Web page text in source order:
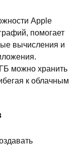
Apple
помогает
вычисления и
можно хранить
к облачным